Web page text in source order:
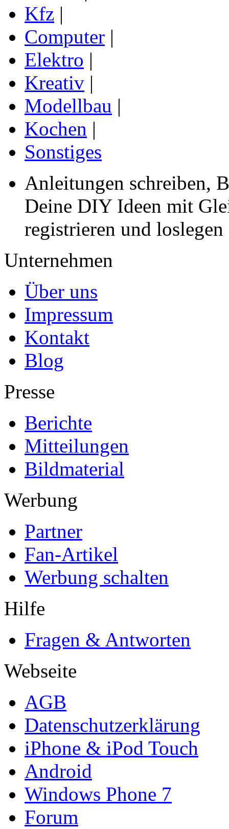
Kfz |
Computer |
Elektro |
Kreativ |
Modellbau |
Kochen |
Sonstiges
Anleitungen schreiben,
Deine DIY Ideen mit
registrieren und loslegen
Unternehmen
Über uns
Impressum
Kontakt
Blog
Presse
Berichte
Mitteilungen
Bildmaterial
Werbung
Partner
Fan-Artikel
Werbung schalten
Hilfe
Fragen & Antworten
Webseite
AGB
Datenschutzerklärung
iPhone & iPod Touch
Android
Windows Phone 7
Forum